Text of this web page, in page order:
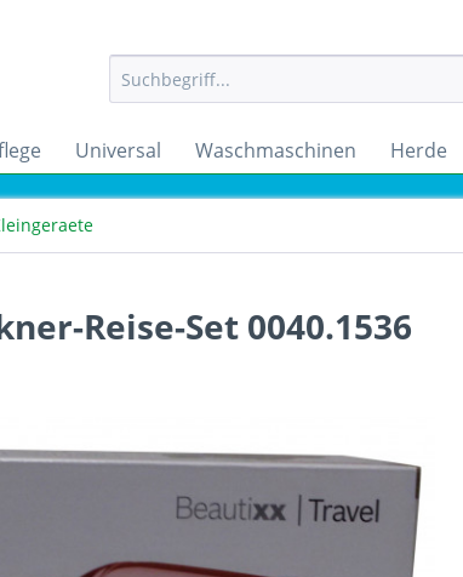
Universal Waschmaschinen Herde
Reise-Set 0040.1536